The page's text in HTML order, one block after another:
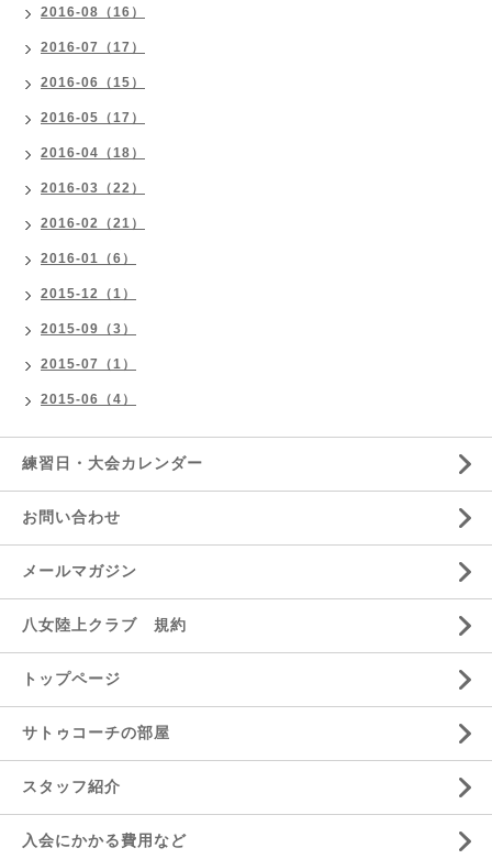
2016-08（16）
2016-07（17）
2016-06（15）
2016-05（17）
2016-04（18）
2016-03（22）
2016-02（21）
2016-01（6）
2015-12（1）
2015-09（3）
2015-07（1）
2015-06（4）
練習日・大会カレンダー
お問い合わせ
メールマガジン
八女陸上クラブ 規約
トップページ
サトゥコーチの部屋
スタッフ紹介
入会にかかる費用など